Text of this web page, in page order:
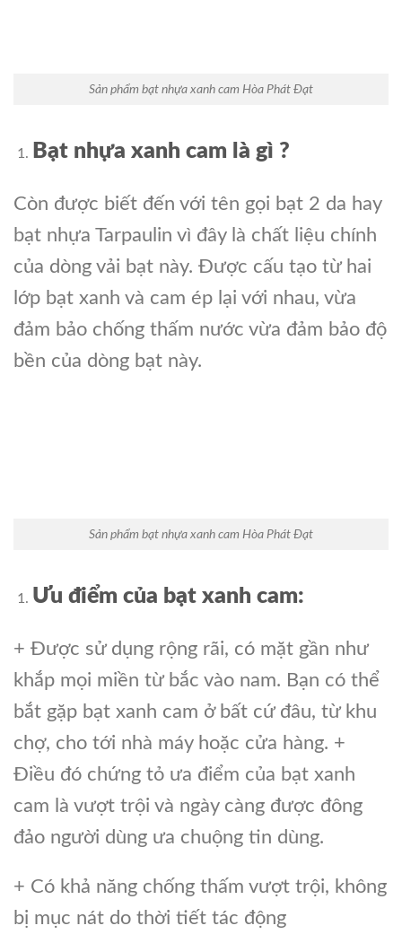
Sản phẩm bạt nhựa xanh cam Hòa Phát Đạt
Bạt nhựa xanh cam là gì ?
Còn được biết đến với tên gọi bạt 2 da hay
bạt nhựa Tarpaulin vì đây là chất liệu chính
của dòng vải bạt này. Được cấu tạo từ hai
lớp bạt xanh và cam ép lại với nhau, vừa
đảm bảo chống thấm nước vừa đảm bảo độ
bền của dòng bạt này.
Sản phẩm bạt nhựa xanh cam Hòa Phát Đạt
Ưu điểm của bạt xanh cam:
+ Được sử dụng rộng rãi, có mặt gần như
khắp mọi miền từ bắc vào nam. Bạn có thể
bắt gặp bạt xanh cam ở bất cứ đâu, từ khu
chợ, cho tới nhà máy hoặc cửa hàng. +
Điều đó chứng tỏ ưa điểm của bạt xanh
cam là vượt trội và ngày càng được đông
đảo người dùng ưa chuộng tin dùng.
+ Có khả năng chống thấm vượt trội, không
bị mục nát do thời tiết tác động